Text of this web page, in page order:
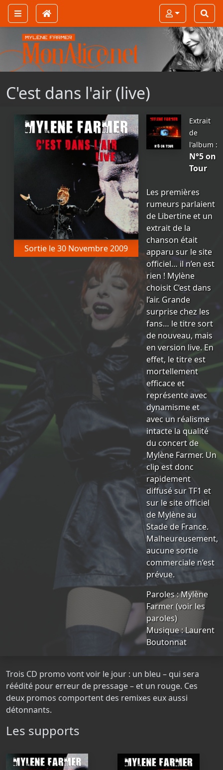
C'est dans l'air (live)
Sortie le 30 Novembre 2009
Extrait
de
l'album :
N°5 on
Tour
Les premières
rumeurs parlaient
de Libertine et un
extrait de la
chanson était
apparu sur le site
officiel… il n’en est
rien ! Mylène
choisit C’est dans
l’air. Grande
surprise chez les
fans… le titre sort
de nouveau, mais
en version live. En
effet, le titre est
mortellement
efficace et
représente avec
dynamisme et
avec un réalisme
intacte la qualité
du concert de
Mylène Farmer. Un
clip est donc
rapidement
diffusé sur TF1 et
sur le site officiel
de Mylène au
Stade de France.
Malheureusement,
aucune sortie
commerciale n’est
prévue.
Paroles : Mylène
Farmer (voir les
paroles)
Musique : Laurent
Boutonnat
Trois CD promo vont voir le jour : un bleu – qui sera
réédité pour erreur de pressage – et un rouge. Ces
deux promos comportent des remixes eux aussi
détonnants.
Les supports